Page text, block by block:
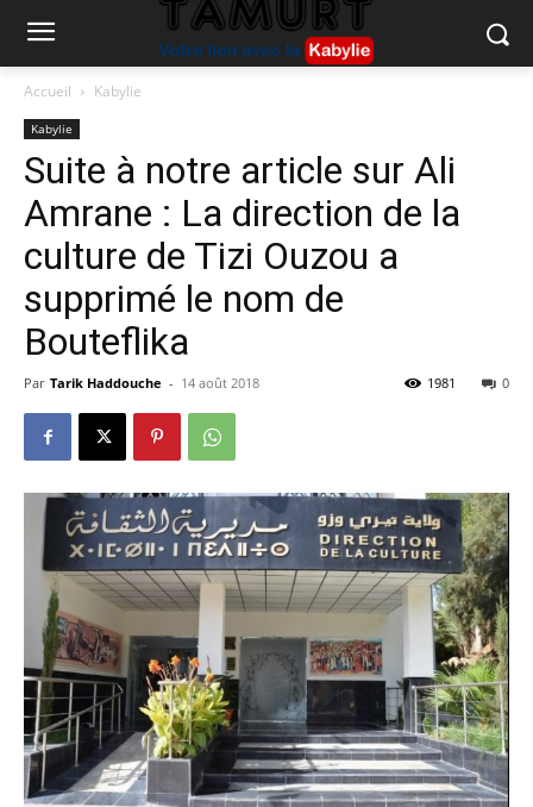
Accueil Kabylie
Kabylie
Suite à notre article sur Ali
Amrane : La direction de la
culture de Tizi Ouzou a
supprimé le nom de
Bouteflika
Par Tarik Haddouche - 14 août 2018 0
1981